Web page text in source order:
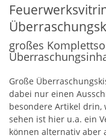
großes
Große
dabei nur einen
besondere Artikel drin,
sehen ist hier u.a. ein
können alternativ aber